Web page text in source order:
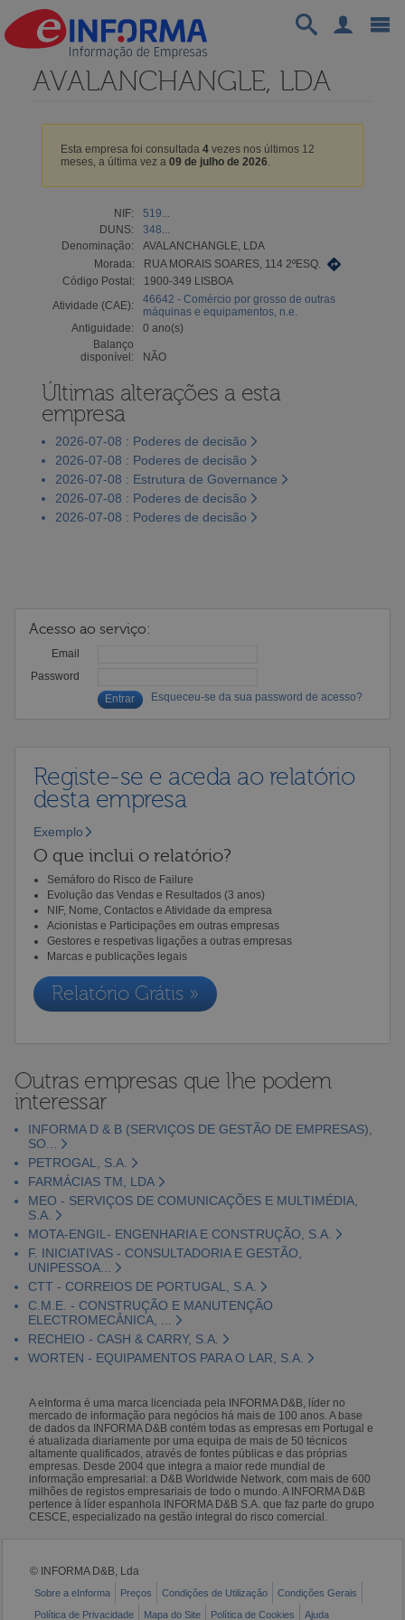
AVALANCHANGLE, LDA
Esta empresa foi consultada 4vezes nos últimos 12
meses, a última vez a 09 de julho de 2026.
NIF:
519...
DUNS:
348...
Denominação:
AVALANCHANGLE, LDA
Morada:
RUA MORAIS SOARES, 114 2ºESQ.
Código Postal:
1900-349 LISBOA
Atividade (CAE):
46642 - Comércio por grosso de outras
máquinas e equipamentos, n.e.
Antiguidade:
0 ano(s)
Balanço
disponível:
NÃO
Últimas alterações a esta
empresa
2026-07-08 : Poderes de decisão
2026-07-08 : Poderes de decisão
2026-07-08 : Estrutura de Governance
2026-07-08 : Poderes de decisão
2026-07-08 : Poderes de decisão
Acesso ao serviço:
Email
Password
Esqueceu-se da sua password de acesso?
Registe-se e aceda ao relatório
desta empresa
Exemplo
O que inclui o relatório?
Semáforo do Risco de Failure
Evolução das Vendas e Resultados (3 anos)
NIF, Nome, Contactos e Atividade da empresa
Acionistas e Participações em outras empresas
Gestores e respetivas ligações a outras empresas
Marcas e publicações legais
Relatório Grátis »
Outras empresas que lhe podem
interessar
INFORMA D & B (SERVIÇOS DE GESTÃO DE EMPRESAS),
SO...
PETROGAL, S.A.
FARMÁCIAS TM, LDA
MEO - SERVIÇOS DE COMUNICAÇÕES E MULTIMÉDIA,
S.A.
MOTA-ENGIL- ENGENHARIA E CONSTRUÇÃO, S.A.
F. INICIATIVAS - CONSULTADORIA E GESTÃO,
UNIPESSOA...
CTT - CORREIOS DE PORTUGAL, S.A.
C.M.E. - CONSTRUÇÃO E MANUTENÇÃO
ELECTROMECÂNICA, ...
RECHEIO - CASH & CARRY, S.A.
WORTEN - EQUIPAMENTOS PARA O LAR, S.A.
A eInforma é uma marca licenciada pela INFORMA D&B, líder no
mercado de informação para negócios há mais de 100 anos. A base
de dados da INFORMA D&B contém todas as empresas em Portugal e
é atualizada diariamente por uma equipa de mais de 50 técnicos
altamente qualificados, através de fontes públicas e das próprias
empresas. Desde 2004 que integra a maior rede mundial de
informação empresarial: a D&B Worldwide Network, com mais de 600
milhões de registos empresariais de todo o mundo. A INFORMA D&B
pertence à líder espanhola INFORMA D&B S.A. que faz parte do grupo
CESCE, especializado na gestão integral do risco comercial.
© INFORMA D&B, Lda
Sobre a eInforma Preços Condições de Utilização
Condições Gerais
Política de Privacidade
Mapa do Site Política de Cookies Ajuda